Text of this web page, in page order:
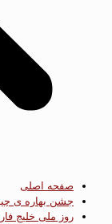
صفحه اصلی
جشن بهاره ی
روز ملی خلیج